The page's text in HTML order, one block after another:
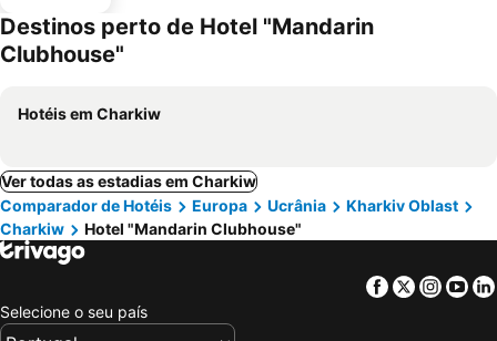
Destinos perto de Hotel "Mandarin
Clubhouse"
Hotéis em Charkiw
Ver todas as estadias em Charkiw
Comparador de Hotéis
Europa Ucrânia
Kharkiv Oblast
Charkiw
Hotel "Mandarin Clubhouse"
Facebook
Twitter
Selecione o seu país